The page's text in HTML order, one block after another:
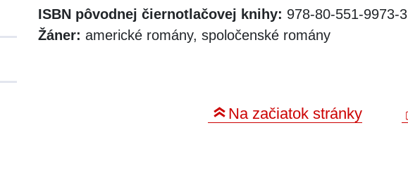
ISBN pôvodnej čiernotlačovej knihy: 978-80-551-9973-3
Žáner: americké romány, spoločenské romány
Na začiatok stránky